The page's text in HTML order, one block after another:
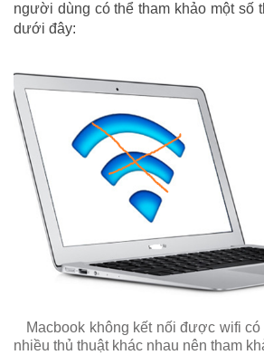
người dùng có thể tham khảo một số
dưới đây:
Macbook không kết nối được wifi
nhiều thủ thuật khác nhau nên tham